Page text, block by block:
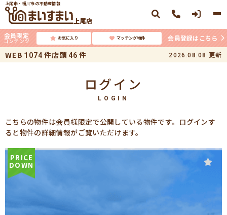
上尾市・桶川市の不動産情報
上尾店
会員限定
コンテンツ お気に入り マッチング物件 会員登録はこちら
WEB 1074 件店頭46 件 2026.08.08 更新
ログイン
LOGIN
こちらの物件は会員様限定で公開している物件です。ログインす
ると物件の詳細情報がご覧いただけます。
PRICE
DOWN